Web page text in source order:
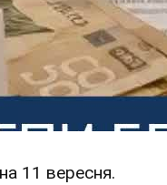
11 вересня.